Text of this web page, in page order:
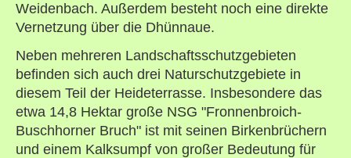
Weidenbach. Außerdem besteht noch eine direkte
Vernetzung über die Dhünnaue.
Neben mehreren Landschaftsschutzgebieten
befinden sich auch drei Naturschutzgebiete in
diesem Teil der Heideterrasse. Insbesondere das
etwa 14,8 Hektar große NSG "Fronnenbroich-
Buschhorner Bruch" ist mit seinen Birkenbrüchern
und einem Kalksumpf von großer Bedeutung für